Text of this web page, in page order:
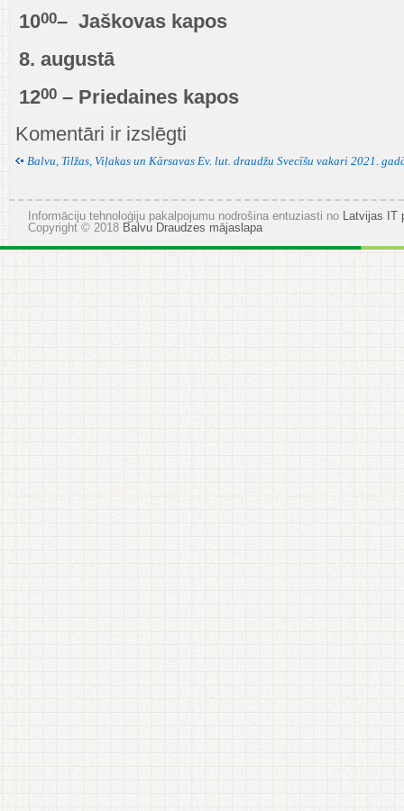
1000– Jaškovas kapos
8. augustā
1200 – Priedaines kapos
Komentāri ir izslēgti
Balvu, Tilžas, Viļakas un Kārsavas Ev. lut. draudžu Svecīšu vakari 2021.
Informāciju tehnoloģiju pakalpojumu nodrošina entuziasti no Latvijas IT
Copyright © 2018 Balvu Draudzes mājaslapa